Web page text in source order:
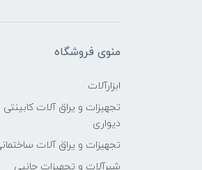
منوی فروشگاه
ابزارآلات
تجهیزات و یراق آلات
دیواری
تجهیزات و یراق آلات
شیرآلات و تجهیزات جانبی